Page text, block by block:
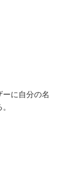
に自分の名